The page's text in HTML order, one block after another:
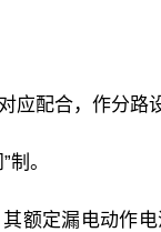
应配合，作分路
。
额定漏电动作